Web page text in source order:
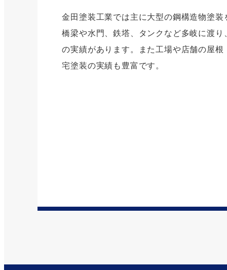
金田塗装工業では主に大型の鋼構造物塗装
橋梁や水門、鉄塔、タンクなど多岐に渡り
の実績があります。また工場や店舗の屋根
宅塗装の実績も豊富です。